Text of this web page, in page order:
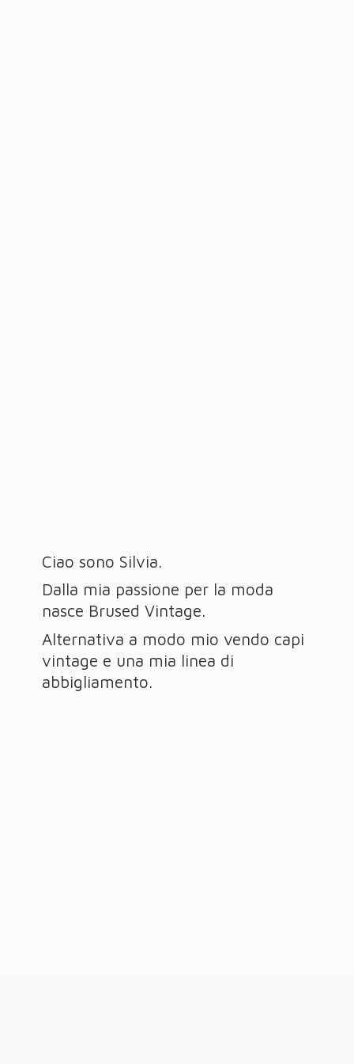
Ciao sono Silvia.
Dalla mia passione per la moda
nasce Brused Vintage.
Alternativa a modo mio vendo capi
vintage e una mia linea di
abbigliamento.